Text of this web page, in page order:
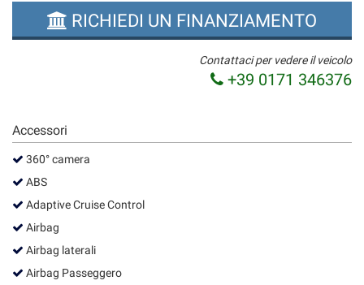
RICHIEDI UN FINANZIAMENTO
Contattaci per vedere il veicolo
+39 0171 346376
Accessori
360° camera
ABS
Adaptive Cruise Control
Airbag
Airbag laterali
Airbag Passeggero
policy.
Puoi
scelte
in
momento.